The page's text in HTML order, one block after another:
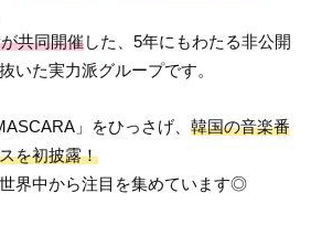
共同開催した、5年にもわたる非公開
いた実力派グループです。
」をひっさげ、韓国の音楽番
を初披露！
界中から注目を集めています◎